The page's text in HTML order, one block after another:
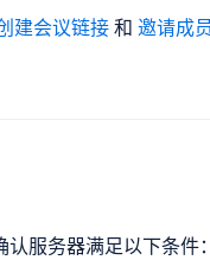
建会议链接和 邀请成
认服务器满足以下条件